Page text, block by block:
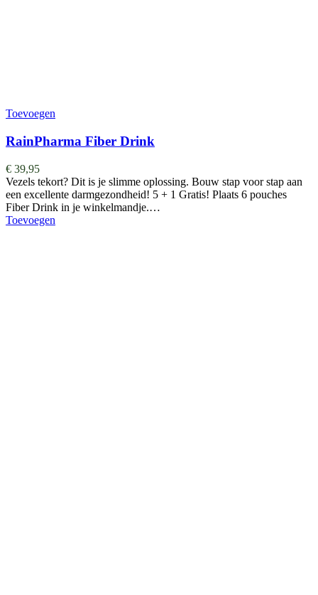
Toevoegen
RainPharma Fiber Drink
€ 39,95
Vezels tekort? Dit is je slimme oplossing. Bouw stap voor stap aan
een excellente darmgezondheid! 5 + 1 Gratis! Plaats 6 pouches
Fiber Drink in je winkelmandje.…
Toevoegen